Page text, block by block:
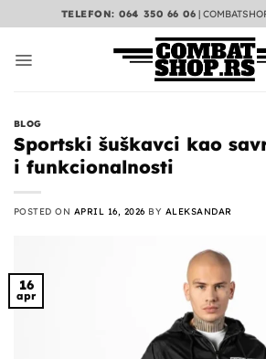
na
TELEFON: 064 350 66 06 |
BLOG
Sportski šuškavci kao
i funkcionalnosti
POSTED ON APRIL 16, 2026 BY ALEKSANDAR
16
apr